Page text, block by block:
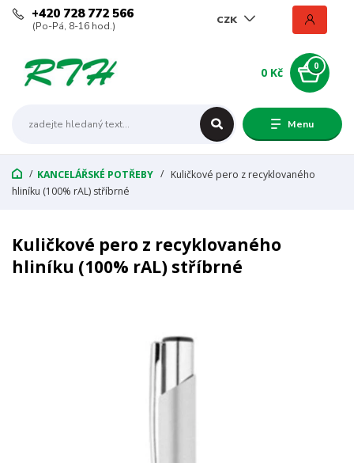
Menu
CZK
+420 728 772 566
(Po-Pá, 8-16 hod.)
0
0 Kč
KANCELÁŘSKÉ POTŘEBY
Kuličkové pero z recyklovaného
hliníku (100% rAL) stříbrné
Kuličkové pero z recyklovaného
hliníku (100% rAL) stříbrné